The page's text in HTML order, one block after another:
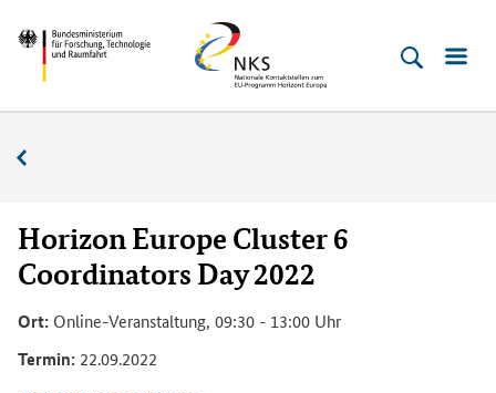
zum
Inhalt
(Eingabetaste)
zum
Hauptmenu
(Eingabetaste)
zur
Suche
(Eingabetaste)
zur
Fußleiste
(Enter)
Bundesministerium
Technologie
Raumfahrt
Horizont
Europa
Horizon Europe Cluster 6
Coordinators Day 2022
Ort: Online-Veranstaltung, 09:30 - 13:00 Uhr
Termin: 22.09.2022